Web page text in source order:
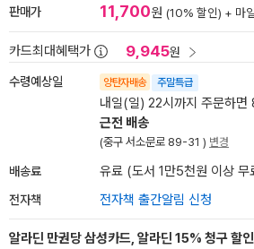
판매가 11,700원 (10% 할인) + 마
카드최대혜택가 9,945원
수령예상일 양탄자배송 주말특급
내일(일) 22시까지 주문하면
근전 배송
(중구 서소문로 89-31 ) 변경
배송료 유료 (도서 1만5천원 이상 무
전자책 전자책 출간알림 신청
알라딘 만권당 삼성카드, 알라딘 15% 청구 할인